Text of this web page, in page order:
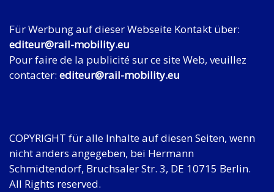
Für Werbung auf dieser Webseite Kontakt über:
editeur@rail-mobility.eu
Pour faire de la publicité sur ce site Web, veuillez
contacter: editeur@rail-mobility.eu
COPYRIGHT für alle Inhalte auf diesen Seiten, wenn
nicht anders angegeben, bei Hermann
Schmidtendorf, Bruchsaler Str. 3, DE 10715 Berlin.
All Rights reserved.